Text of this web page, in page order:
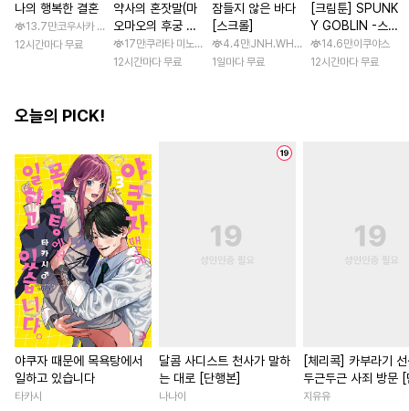
나의 행복한 결혼
13.7만코우사카 리토 / 아기토기 아쿠미
12시간마다 무료
약사의 혼잣말(마
오마오의 후궁 수
수께끼 풀이수첩)
17만쿠라타 미노지 / 휴우가 나츠
12시간마다 무료
잠들지 않은 바다
[스크롤]
4.4만JNH.WH Studio / Lasso
1일마다 무료
[크림툰] SPUNK
Y GOBLIN -스펑
키 고블린- [스크
롤]
14.6만이쿠야스
12시간마다 무료
오늘의 PICK!
야쿠자 때문에 목욕탕에서
일하고 있습니다
타카시
달콤 사디스트 천사가 말하
는 대로 [단행본]
나나이
[체리콕] 카부라기
두근두근 사죄 방문 [
본]
지유유